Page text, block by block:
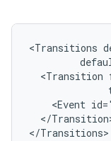
<Transitions
<Transition
<Event
</